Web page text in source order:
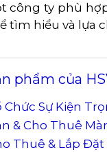
công ty phù
tìm hiểu và lựa
phẩm của
Chức Sự Kiện
& Cho Thuê
Thuê & Lắp